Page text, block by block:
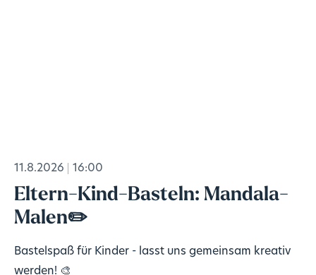
11.8.2026 16:00
Eltern-Kind-Basteln: Mandala-
Malen✏️
Bastelspaß für Kinder - lasst uns gemeinsam kreativ
werden! 🎨